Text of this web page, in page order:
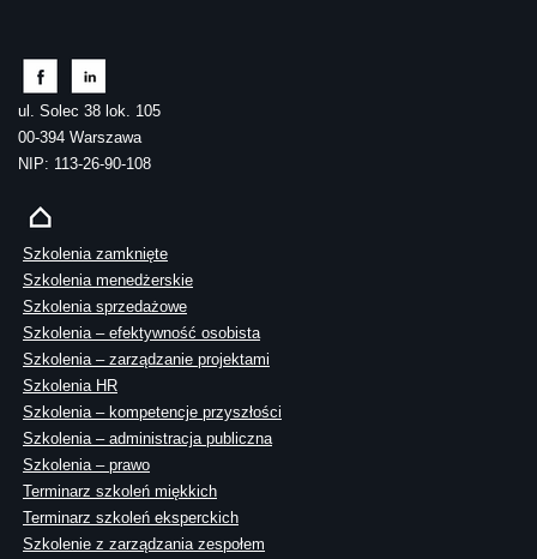
ul. Solec 38 lok. 105
00-394 Warszawa
NIP: 113-26-90-108
Szkolenia zamknięte
Szkolenia menedżerskie
Szkolenia sprzedażowe
Szkolenia – efektywność osobista
Szkolenia – zarządzanie projektami
Szkolenia HR
Szkolenia – kompetencje przyszłości
Szkolenia – administracja publiczna
Szkolenia – prawo
Terminarz szkoleń miękkich
Terminarz szkoleń eksperckich
Szkolenie z zarządzania zespołem